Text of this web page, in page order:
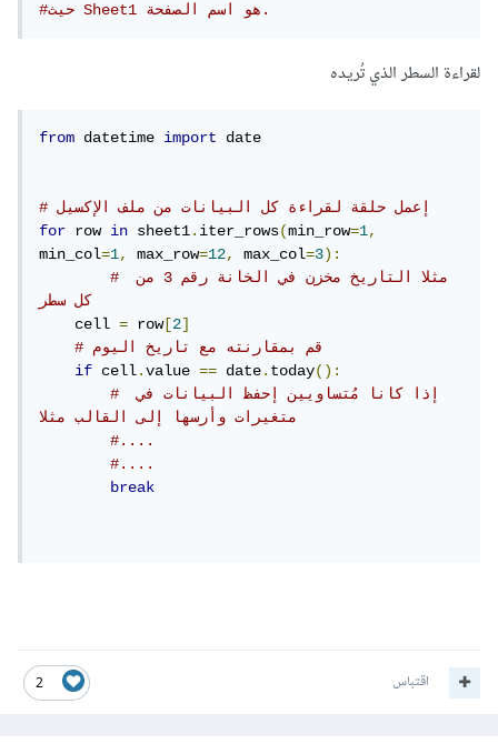
#حيث Sheet1 هو اسم الصفحة.
لقراءة السطر الذي تُريده
from datetime import date
# إعمل حلقة لقراءة كل البيانات من ملف الإكسيل
for row in sheet1.iter_rows(min_row=1,
min_col=1, max_row=12, max_col=3):
# مثلا التاريخ مخزن في الخانة رقم 3 من
كل سطر
    cell
= row[2]
# قم بمقارنته مع تاريخ اليوم
if cell.value == date.today():
# إذا كانا مُتساويين إحفظ البيانات في
متغيرات وأرسها إلى القالب مثلا
#....
#....
break
2 اقتباس